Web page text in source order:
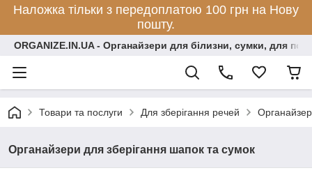
Наложка тільки з передоплатою 100 грн на Нову
пошту.
ORGANIZE.IN.UA - Органайзери для білизни, сумки, для
Товари та послуги Для зберігання речей
Органайзери для зберігання шапок та сумок